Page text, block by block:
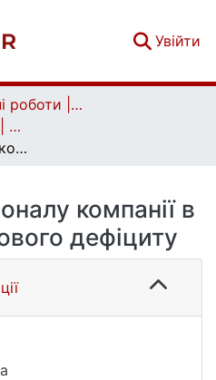
Увійти
Кваліфікаційні роботи | Qualifying works
Магістерські роботи | Master's theses
Розвиток персоналу компанії в умовах кадрового дефіциту
компанії в
дефіциту